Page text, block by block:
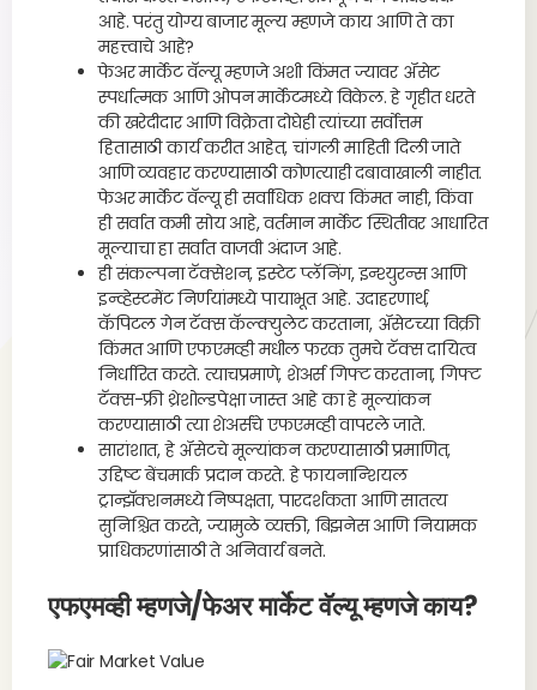
आहे. परंतु योग्य बाजार मूल्य म्हणजे काय आणि ते का
महत्त्वाचे आहे?
फेअर मार्केट वॅल्यू म्हणजे अशी किंमत ज्यावर ॲसेट
स्पर्धात्मक आणि ओपन मार्केटमध्ये विकेल. हे गृहीत धरते
की खरेदीदार आणि विक्रेता दोघेही त्यांच्या सर्वोत्तम
हितासाठी कार्य करीत आहेत, चांगली माहिती दिली जाते
आणि व्यवहार करण्यासाठी कोणत्याही दबावाखाली नाहीत.
फेअर मार्केट वॅल्यू ही सर्वाधिक शक्य किंमत नाही, किंवा
ही सर्वात कमी सोय आहे, वर्तमान मार्केट स्थितीवर आधारित
मूल्याचा हा सर्वात वाजवी अंदाज आहे.
ही संकल्पना टॅक्सेशन, इस्टेट प्लॅनिंग, इन्श्युरन्स आणि
इन्व्हेस्टमेंट निर्णयांमध्ये पायाभूत आहे. उदाहरणार्थ,
कॅपिटल गेन टॅक्स कॅल्क्युलेट करताना, ॲसेटच्या विक्री
किंमत आणि एफएमव्ही मधील फरक तुमचे टॅक्स दायित्व
निर्धारित करते. त्याचप्रमाणे, शेअर्स गिफ्ट करताना, गिफ्ट
टॅक्स-फ्री थ्रेशोल्डपेक्षा जास्त आहे का हे मूल्यांकन
करण्यासाठी त्या शेअर्सचे एफएमव्ही वापरले जाते.
सारांशात, हे ॲसेटचे मूल्यांकन करण्यासाठी प्रमाणित,
उद्दिष्ट बेंचमार्क प्रदान करते. हे फायनान्शियल
ट्रान्झॅक्शनमध्ये निष्पक्षता, पारदर्शकता आणि सातत्य
सुनिश्चित करते, ज्यामुळे व्यक्ती, बिझनेस आणि नियामक
प्राधिकरणांसाठी ते अनिवार्य बनते.
एफएमव्ही म्हणजे/फेअर मार्केट वॅल्यू म्हणजे काय?